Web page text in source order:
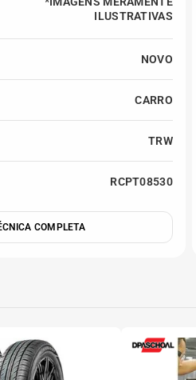
ILUSTRATIVAS
NOVO
CARRO
TRW
RCPT08530
COMPLETA